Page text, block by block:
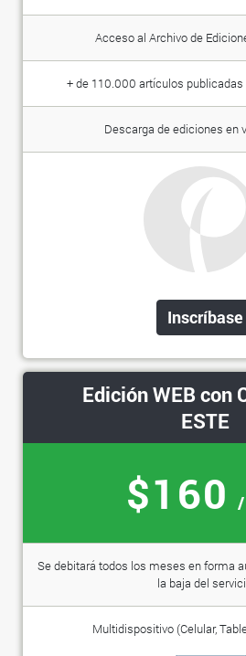
Acceso al Archivo de
+ de 110.000 artículos publicadas
Descarga de ediciones en
Inscríbase
Edición WEB con
ESTE
$160
Se debitará todos los meses en forma
la baja del
Multidispositivo (Celular,